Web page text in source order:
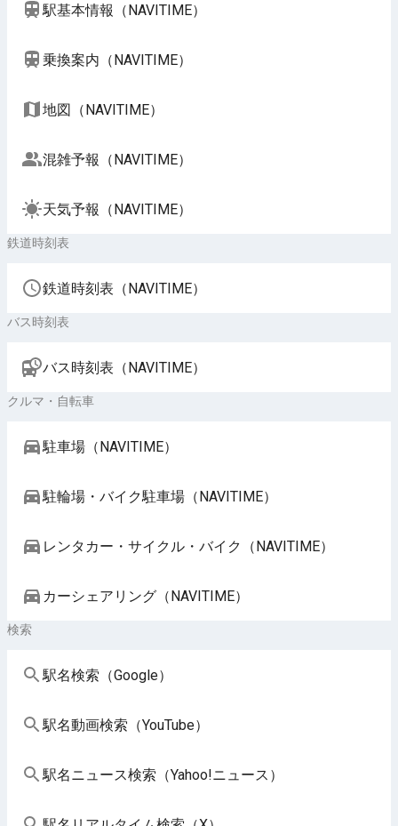
駅基本情報（NAVITIME）
乗換案内（NAVITIME）
地図（NAVITIME）
混雑予報（NAVITIME）
天気予報（NAVITIME）
鉄道時刻表
鉄道時刻表（NAVITIME）
バス時刻表
バス時刻表（NAVITIME）
クルマ・自転車
駐車場（NAVITIME）
駐輪場・バイク駐車場（NAVITIME）
レンタカー・サイクル・バイク（NAVITIME）
カーシェアリング（NAVITIME）
検索
駅名検索（Google）
駅名動画検索（YouTube）
駅名ニュース検索（Yahoo!ニュース）